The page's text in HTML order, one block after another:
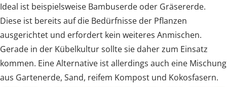
Ideal ist beispielsweise Bambuserde oder Gräsererde.
Diese ist bereits auf die Bedürfnisse der Pflanzen
ausgerichtet und erfordert kein weiteres Anmischen.
Gerade in der Kübelkultur sollte sie daher zum Einsatz
kommen. Eine Alternative ist allerdings auch eine Mischung
aus Gartenerde, Sand, reifem Kompost und Kokosfasern.